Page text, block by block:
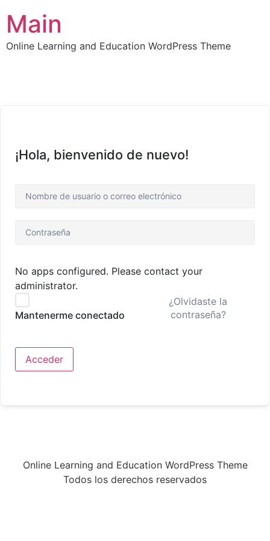
Main
Online Learning and Education WordPress Theme
¡Hola, bienvenido de nuevo!
No apps configured. Please contact your
administrator.
Mantenerme conectado
¿Olvidaste la
contraseña?
Acceder
Online Learning and Education WordPress Theme
Todos los derechos reservados